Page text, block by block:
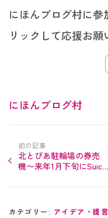
にほんブログ村に
リックして応援お願
にほんブログ村
前の記事
北とぴあ駐輪場の券売
機〜来年1月下旬にSuica
カテゴリー: アイデア・提言